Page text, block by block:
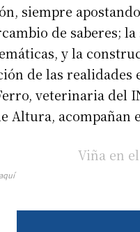
siempre
de saberes;
y la
de las realidades
veterinaria del
Altura, acompañan